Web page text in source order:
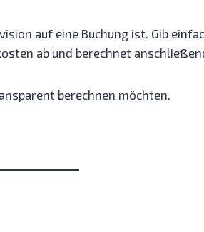
auf eine Buchung ist. Gib
ab und berechnet
berechnen möchten.